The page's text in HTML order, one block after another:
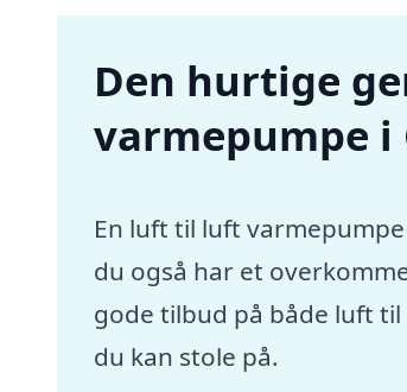
Den hurtige
varmepumpe i
En luft til luft
du også har et
gode tilbud på både luft
du kan stole på.